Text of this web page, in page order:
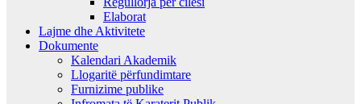
Elaborat
Lajme dhe Aktivitete
Dokumente
Kalendari Akademik
Llogaritë përfundimtare
Furnizime publike